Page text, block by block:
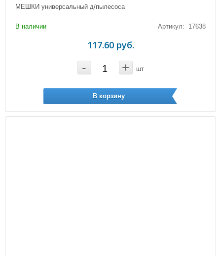
МЕШКИ универсальный д/пылесоса
В наличии Артикул: 17638
117.60 руб.
- + шт
В корзину